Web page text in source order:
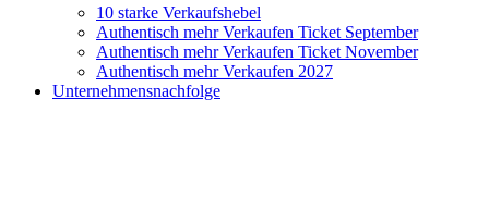
10 starke Verkaufshebel
Authentisch mehr Verkaufen Ticket September
Authentisch mehr Verkaufen Ticket November
Authentisch mehr Verkaufen 2027
Unternehmensnachfolge